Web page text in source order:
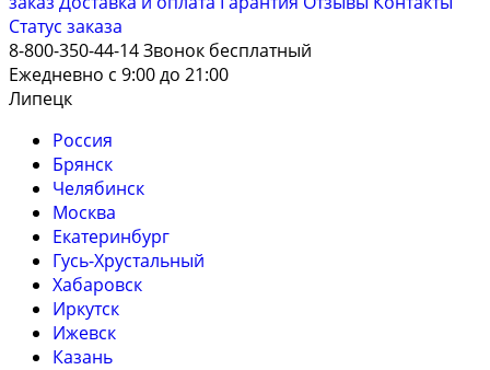
Cтатус заказа
8-800-350-44-14Звонок бесплатный
Ежедневно с 9:00 до 21:00
Липецк
Россия
Брянск
Челябинск
Москва
Екатеринбург
Гусь-Хрустальный
Хабаровск
Иркутск
Ижевск
Казань